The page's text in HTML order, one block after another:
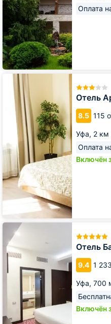
Оплата
Отель
8.5 115
Уфа, 2 км
Оплата
Включён
Отель
Аристоль
Отель
9.4 1
Уфа, 700
Включён
Отель
Башкирия